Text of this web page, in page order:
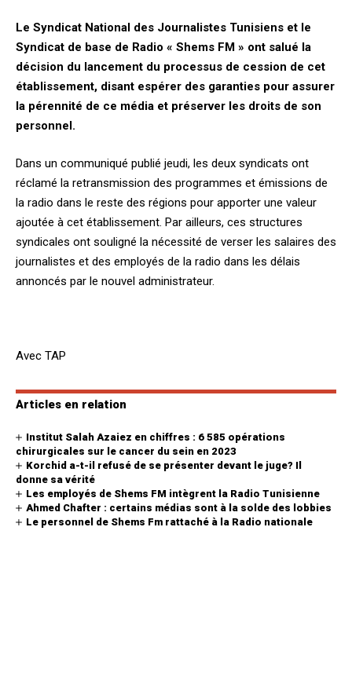
Le Syndicat National des Journalistes Tunisiens et le
Syndicat de base de Radio « Shems FM » ont salué la
décision du lancement du processus de cession de cet
établissement, disant espérer des garanties pour assurer
la pérennité de ce média et préserver les droits de son
personnel.
Dans un communiqué publié jeudi, les deux syndicats ont
réclamé la retransmission des programmes et émissions de
la radio dans le reste des régions pour apporter une valeur
ajoutée à cet établissement. Par ailleurs, ces structures
syndicales ont souligné la nécessité de verser les salaires des
journalistes et des employés de la radio dans les délais
annoncés par le nouvel administrateur.
Avec TAP
Articles en relation
Institut Salah Azaiez en chiffres : 6 585 opérations
chirurgicales sur le cancer du sein en 2023
Korchid a-t-il refusé de se présenter devant le juge? Il
donne sa vérité
Les employés de Shems FM intègrent la Radio Tunisienne
Ahmed Chafter : certains médias sont à la solde des lobbies
Le personnel de Shems Fm rattaché à la Radio nationale